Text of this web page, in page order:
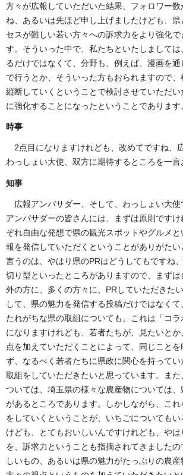
方々が広報していただいた結果、フォロワー
ね、あるいは先ほど申し上げましたけども、
セスが難しい若い方々への訴求力をより強化で
す。そういった中で、私たちといたしまして
るだけではなくて、分野も、例えば、漫画を
で行うとか、そういった方もおられますので
縦断していくということで検討させていただい
に強化することになったということであります
時事
2点目になりますけれども、改めてですね、
わっしょい大使、双方に期待するところを一言
知事
広報アンバサダー、そして、わっしょい大使
アンバサダーの皆さんには、まずは原則です
ぞれ自由な発想で県の観光スポットやグルメ
報を発信していただくということがありがたい
言うのは、やはり県のPRはどうしてもですね
切り型といったところがありますので、まず
外の方に、多くの方々に、PRしていただきた
して、県の魅力を発信する投稿だけではなく
たれがちな県の取組についても、これは「コラ
になりますけれども、若者たちが、見たいと
点を加えていただくことによって、同じこと
ず、なるべく若者たちに県政に関心を持って
取組をしていただきたいと思っています。また
ついては、埼玉県の様々な農産物については
があるところであります。しかしながら、こ
をしていくということが、いちごについても
けども、とてもおいしいんですけれども、やは
を、訴求力ということも指摘されてきました
しいもの、あるいは県の魅力がたっぷりの農